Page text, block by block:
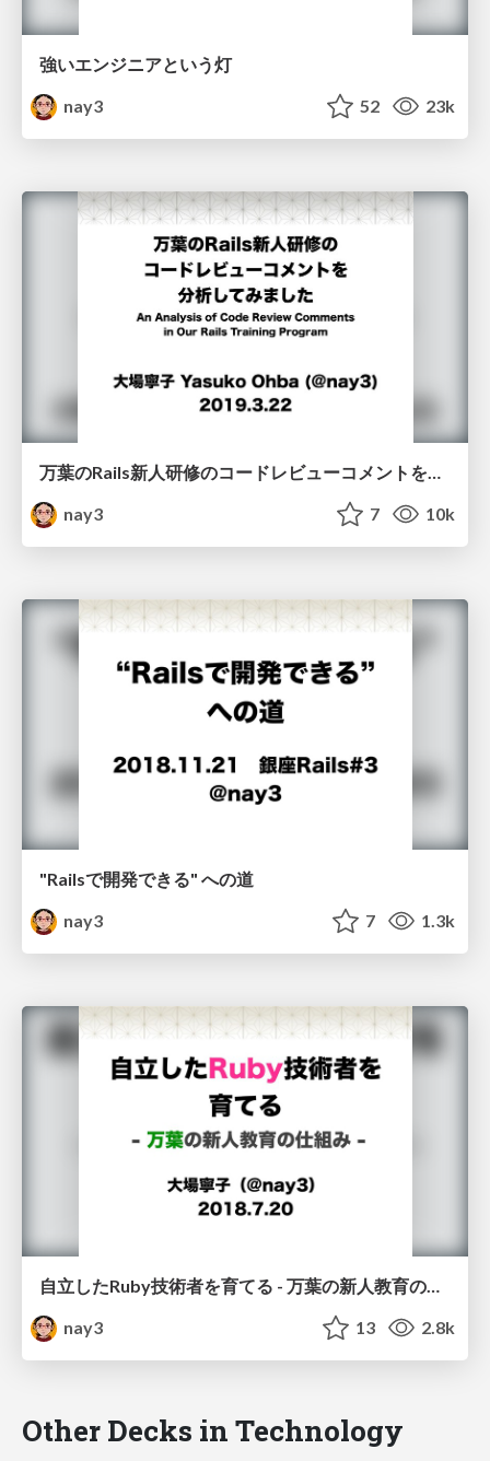
強いエンジニアという灯
nay3
52 23k
nay3
7 10k
"Railsで開発できる" への道
nay3
7 1.3k
自立したRuby技術者を育てる - 万葉の新人教育の仕組み
nay3
13 2.8k
Other Decks in Technology